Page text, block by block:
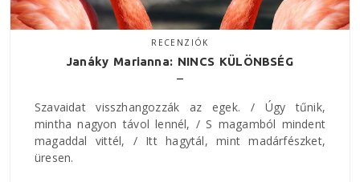
RECENZIÓK
Janáky Marianna: NINCS KÜLÖNBSÉG
Szavaidat visszhangozzák az egek. / Úgy tűnik,
mintha nagyon távol lennél, / S magamból mindent
magaddal vittél, / Itt hagytál, mint madárfészket,
üresen.